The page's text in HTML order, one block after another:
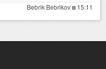
Bebrik Bebrikovв 15:11